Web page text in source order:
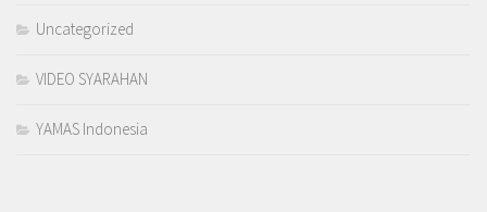
Uncategorized
VIDEO SYARAHAN
YAMAS Indonesia